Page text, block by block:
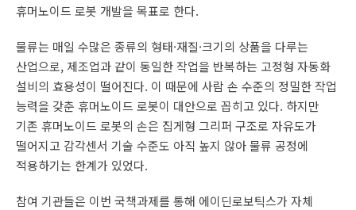
휴머노이드 로봇 개발을 목표로 한다.
물류는 매일 수많은 종류의 형태·재질·크기의 상품을 다루는
산업으로, 제조업과 같이 동일한 작업을 반복하는 고정형 자동화
설비의 효용성이 떨어진다. 이 때문에 사람 손 수준의 정밀한 작업
능력을 갖춘 휴머노이드 로봇이 대안으로 꼽히고 있다. 하지만
기존 휴머노이드 로봇의 손은 집게형 그리퍼 구조로 자유도가
떨어지고 감각센서 기술 수준도 아직 높지 않아 물류 공정에
적용하기는 한계가 있었다.
참여 기관들은 이번 국책과제를 통해 에이딘로보틱스가 자체